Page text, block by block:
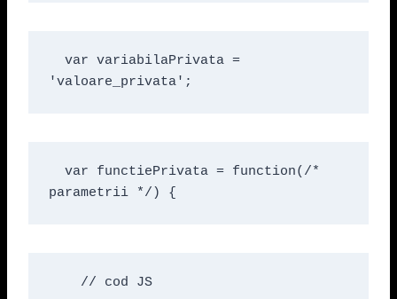
var variabilaPrivata =
'valoare_privata';
var functiePrivata = function(/*
parametrii */) {
// cod JS